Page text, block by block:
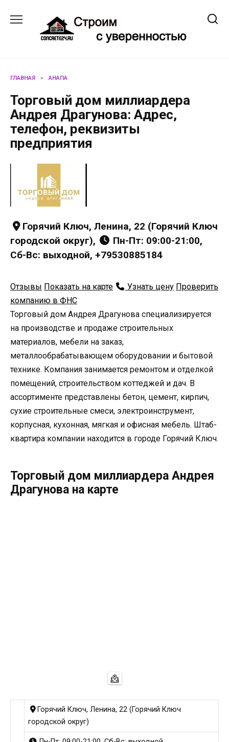
содержанию
ГЛАВНАЯ » АНАПА
Торговый дом миллиардера
Андрея Драгунова: Адрес,
телефон, реквизиты
предприятия
Горячий Ключ, Ленина, 22 (Горячий Ключ
городской округ),
Пн-Пт: 09:00-21:00,
Сб-Вс: выходной, +79530885184
Отзывы Показать на карте Узнать цену Проверить
компанию в ФНС
Торговый дом Андрея Драгунова специализируется
на производстве и продаже строительных
материалов, мебели на заказ,
металлообрабатывающем оборудовании и бытовой
технике. Компания занимается ремонтом и отделкой
помещений, строительством коттеджей и дач. В
ассортименте представлены бетон, цемент, кирпич,
сухие строительные смеси, электроинструмент,
корпусная, кухонная, мягкая и офисная мебель. Штаб-
квартира компании находится в городе Горячий Ключ.
Торговый дом миллиардера Андрея
Драгунова на карте
Горячий Ключ, Ленина, 22 (Горячий Ключ
городской округ)